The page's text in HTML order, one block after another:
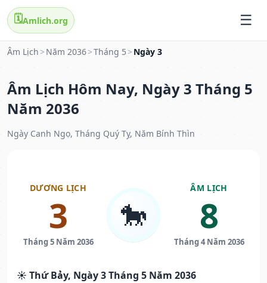
🗓️Amlich.org
Âm Lịch > Năm 2036>Tháng 5 > Ngày 3
Âm Lịch Hôm Nay, Ngày 3 Tháng 5
Năm 2036
Ngày Canh Ngọ, Tháng Quý Tỵ, Năm Bính Thìn
DƯƠNG LỊCH
3
Tháng 5 Năm 2036
🐎
ÂM LỊCH
8
Tháng 4 Năm 2036
☀️ Thứ Bảy, Ngày 3 Tháng 5 Năm 2036